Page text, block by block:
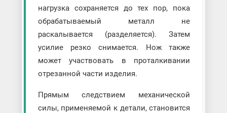
нагрузка сохраняется до тех пор, пока
обрабатываемый металл не
раскалывается (разделяется). Затем
усилие резко снимается. Нож также
может участвовать в проталкивании
отрезанной части изделия.
Прямым следствием механической
силы, применяемой к детали, становится